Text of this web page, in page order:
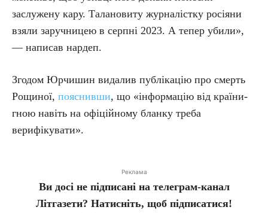
заслужену кару. Талановиту журналістку росіяни
взяли заручницею в серпні 2023. А тепер убили»,
— написав нардеп.
Згодом Юрчишин видалив публікацію про смерть
Рощиної, пояснивши, що «інформацію від країни-
гною навіть на офіційному бланку треба
верифікувати».
Реклама
Ви досі не підписані на телеграм-канал
Літгазети? Натисніть, щоб підписатися!